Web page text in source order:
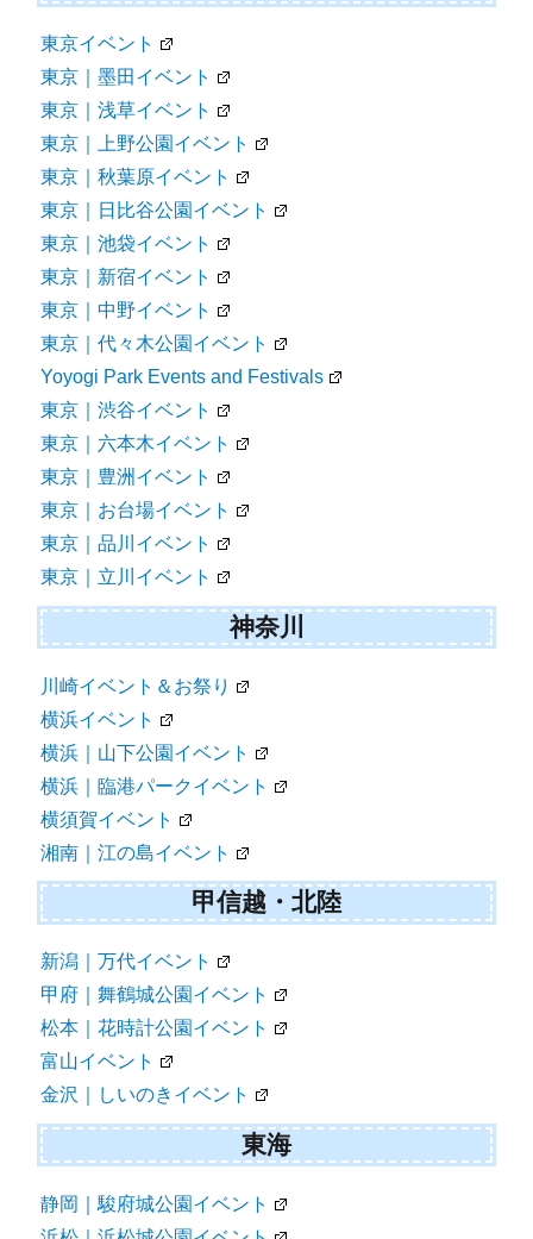
東京イベント
東京｜墨田イベント
東京｜浅草イベント
東京｜上野公園イベント
東京｜秋葉原イベント
東京｜日比谷公園イベント
東京｜池袋イベント
東京｜新宿イベント
東京｜中野イベント
東京｜代々木公園イベント
Yoyogi Park Events and Festivals
東京｜渋谷イベント
東京｜六本木イベント
東京｜豊洲イベント
東京｜お台場イベント
東京｜品川イベント
東京｜立川イベント
神奈川
川崎イベント＆お祭り
横浜イベント
横浜｜山下公園イベント
横浜｜臨港パークイベント
横須賀イベント
湘南｜江の島イベント
甲信越・北陸
新潟｜万代イベント
甲府｜舞鶴城公園イベント
松本｜花時計公園イベント
富山イベント
金沢｜しいのきイベント
東海
静岡｜駿府城公園イベント